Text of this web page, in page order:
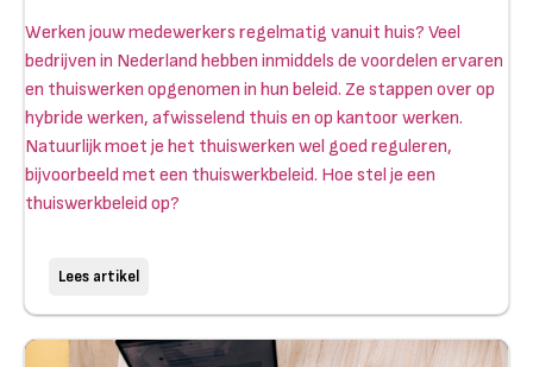
Werken jouw medewerkers regelmatig vanuit huis? Veel
bedrijven in Nederland hebben inmiddels de voordelen ervaren
en thuiswerken opgenomen in hun beleid. Ze stappen over op
hybride werken, afwisselend thuis en op kantoor werken.
Natuurlijk moet je het thuiswerken wel goed reguleren,
bijvoorbeeld met een thuiswerkbeleid. Hoe stel je een
thuiswerkbeleid op?
Lees artikel